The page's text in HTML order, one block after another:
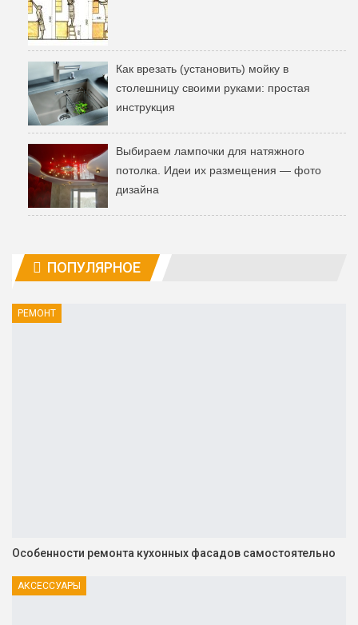
Как врезать (установить) мойку в
столешницу своими руками: простая
инструкция
Выбираем лампочки для натяжного
потолка. Идеи их размещения — фото
дизайна
ПОПУЛЯРНОЕ
РЕМОНТ
Особенности ремонта кухонных фасадов самостоятельно
АКСЕССУАРЫ